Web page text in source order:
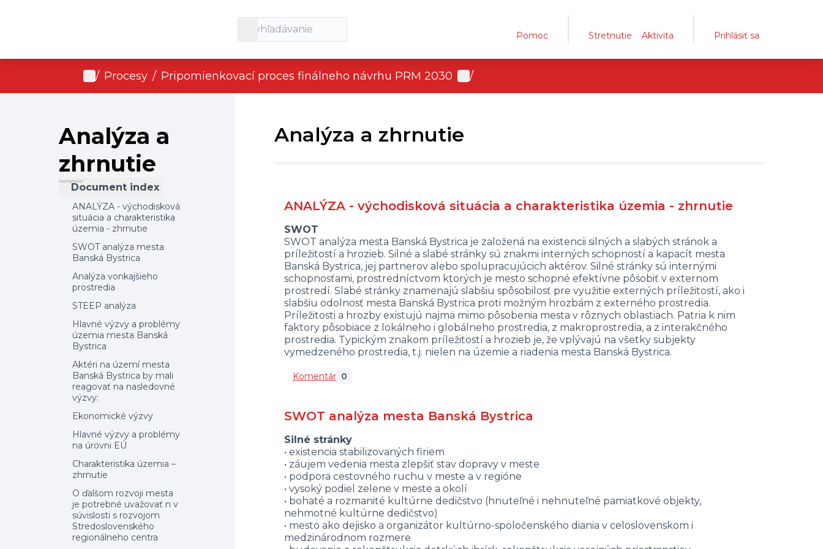
Pomoc Stretnutie Aktivita Prihlásiť sa
Domov
Main menu
/ Procesy / Pripomienkovací proces finálneho návrhu PRM 2030 User menu
/
Analýza a
zhrnutie
Document index
ANALÝZA - východisková
situácia a charakteristika
územia - zhrnutie
SWOT analýza mesta
Banská Bystrica
Analýza vonkajšieho
prostredia
STEEP analýza
Hlavné výzvy a problémy
územia mesta Banská
Bystrica
Aktéri na území mesta
Banská Bystrica by mali
reagovať na nasledovné
výzvy:
Ekonomické výzvy
Hlavné výzvy a problémy
na úrovni EÚ
Charakteristika územia –
zhrnutie
O ďalšom rozvoji mesta
je potrebné uvažovať n v
súvislosti s rozvojom
Stredoslovenského
regionálneho centra
Analýza a zhrnutie
ANALÝZA - východisková situácia a charakteristika územia - zhrnutie
SWOT
SWOT analýza mesta Banská Bystrica je založená na existencii silných a slabých stránok a
príležitostí a hrozieb. Silné a slabé stránky sú znakmi interných schopností a kapacít mesta
Banská Bystrica, jej partnerov alebo spolupracujúcich aktérov. Silné stránky sú internými
schopnosťami, prostredníctvom ktorých je mesto schopné efektívne pôsobiť v externom
prostredí. Slabé stránky znamenajú slabšiu spôsobilosť pre využitie externých príležitostí, ako i
slabšiu odolnosť mesta Banská Bystrica proti možným hrozbám z externého prostredia.
Príležitosti a hrozby existujú najmä mimo pôsobenia mesta v rôznych oblastiach. Patria k nim
faktory pôsobiace z lokálneho i globálneho prostredia, z makroprostredia, a z interakčného
prostredia. Typickým znakom príležitostí a hrozieb je, že vplývajú na všetky subjekty
vymedzeného prostredia, t.j. nielen na územie a riadenia mesta Banská Bystrica.
Komentár 0
SWOT analýza mesta Banská Bystrica
Silné stránky
• existencia stabilizovaných firiem
• záujem vedenia mesta zlepšiť stav dopravy v meste
• podpora cestovného ruchu v meste a v regióne
• vysoký podiel zelene v meste a okolí
• bohaté a rozmanité kultúrne dedičstvo (hnuteľné i nehnuteľné pamiatkové objekty,
nehmotné kultúrne dedičstvo)
• mesto ako dejisko a organizátor kultúrno-spoločenského diania v celoslovenskom i
medzinárodnom rozmere